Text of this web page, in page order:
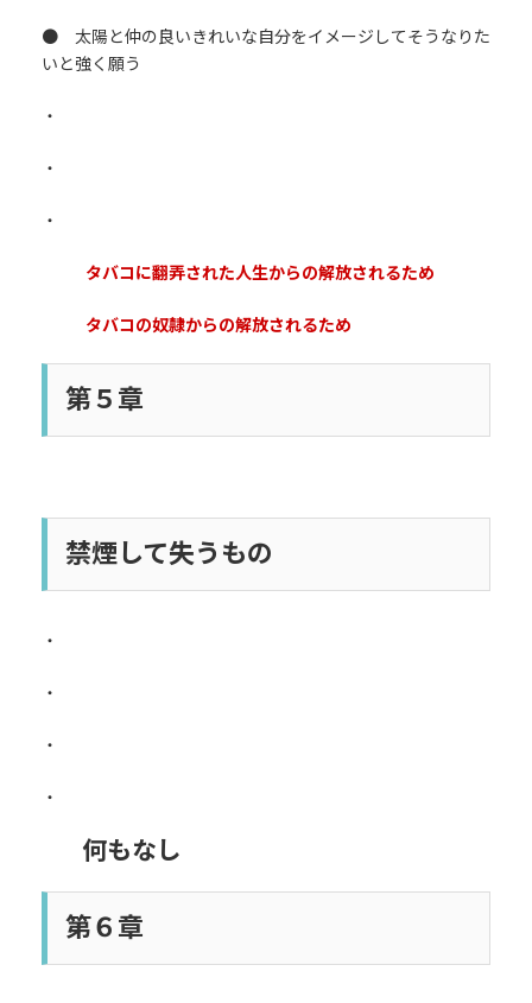
● 太陽と仲の良いきれいな自分をイメージしてそうなりた
いと強く願う
・
・
・
タバコに翻弄された人生からの解放されるため
タバコの奴隷からの解放されるため
第５章
禁煙して失うもの
・
・
・
・
何もなし
第６章